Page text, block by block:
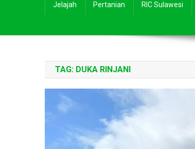
Jelajah Pertanian RIC Sulawesi
TAG: DUKA RINJANI